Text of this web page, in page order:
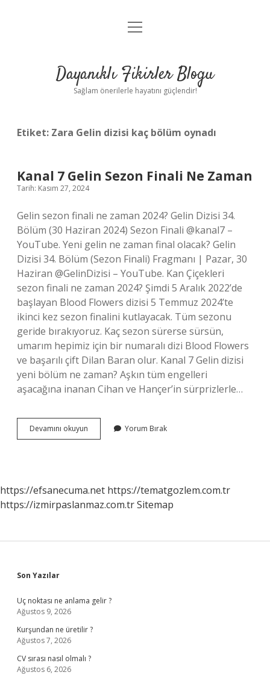
Anasayfa
Yasal Uyarı
menüyü
Dayanıklı Fikirler Blogu
Sağlam önerilerle hayatını güçlendir!
Etiket: Zara Gelin dizisi kaç bölüm oynadı
Kanal 7 Gelin Sezon Finali Ne Zaman
Tarih: Kasım 27, 2024
Gelin sezon finali ne zaman 2024? Gelin Dizisi 34.
Bölüm (30 Haziran 2024) Sezon Finali @kanal7 –
YouTube. Yeni gelin ne zaman final olacak? Gelin
Dizisi 34. Bölüm (Sezon Finali) Fragmanı | Pazar, 30
Haziran @GelinDizisi – YouTube. Kan Çiçekleri
sezon finali ne zaman 2024? Şimdi 5 Aralık 2022’de
başlayan Blood Flowers dizisi 5 Temmuz 2024’te
ikinci kez sezon finalini kutlayacak. Tüm sezonu
geride bırakıyoruz. Kaç sezon sürerse sürsün,
umarım hepimiz için bir numaralı dizi Blood Flowers
ve başarılı çift Dilan Baran olur. Kanal 7 Gelin dizisi
yeni bölüm ne zaman? Aşkın tüm engelleri
aşacağına inanan Cihan ve Hançer’in sürprizlerle…
Devamını okuyun
7
Zaman
Yorum Bırak
https://efsanecuma.net https://tematgozlem.com.tr
https://izmirpaslanmaz.com.trSitemap
Sidebar
Son Yazılar
Uç noktası ne anlama gelir ?
Ağustos 9, 2026
Kurşundan ne üretilir ?
Ağustos 7, 2026
CV sırası nasıl olmalı ?
Ağustos 6, 2026